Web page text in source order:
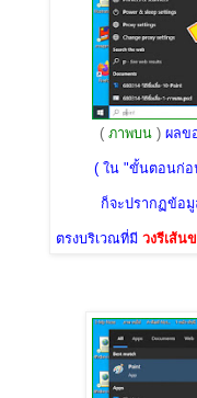
( ภาพบน ) ผลข
( ใน "ขั้นตอนก่
ก็จะปรากฏข้อมู
ตรงบริเวณที่มี วงรีเส้น